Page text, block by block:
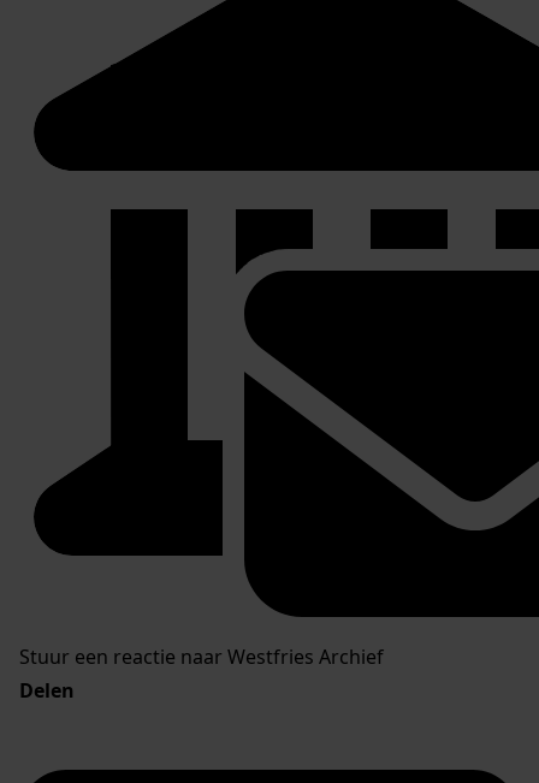
Stuur een reactie naar Westfries Archief
Delen